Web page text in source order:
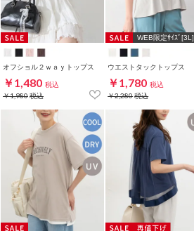
オフショル２ｗａｙトップス
￥1,480 税込
￥1,980税込
WEB限定ｻｲｽﾞ[3L]
ウエストタックトップス
￥1,780 税込
￥2,280税込